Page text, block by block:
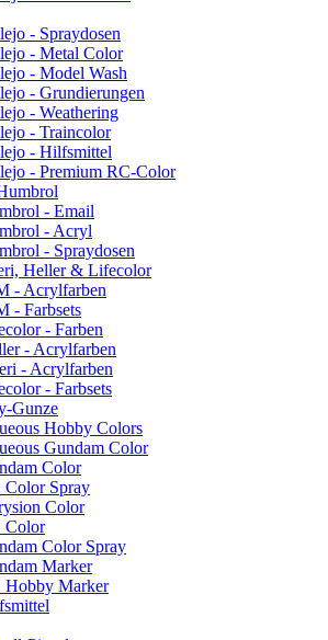
- Spraydosen
- Metal Color
- Model Wash
- Grundierungen
- Weathering
- Traincolor
- Hilfsmittel
- Premium RC-Color
- Email
- Acryl
- Spraydosen
Heller & Lifecolor
- Acrylfarben
- Farbsets
- Farben
- Acrylfarben
- Acrylfarben
- Farbsets
Gunze
Hobby Colors
Gundam Color
Color
Color Spray
Color
Color
Color Spray
Marker
Hobby Marker